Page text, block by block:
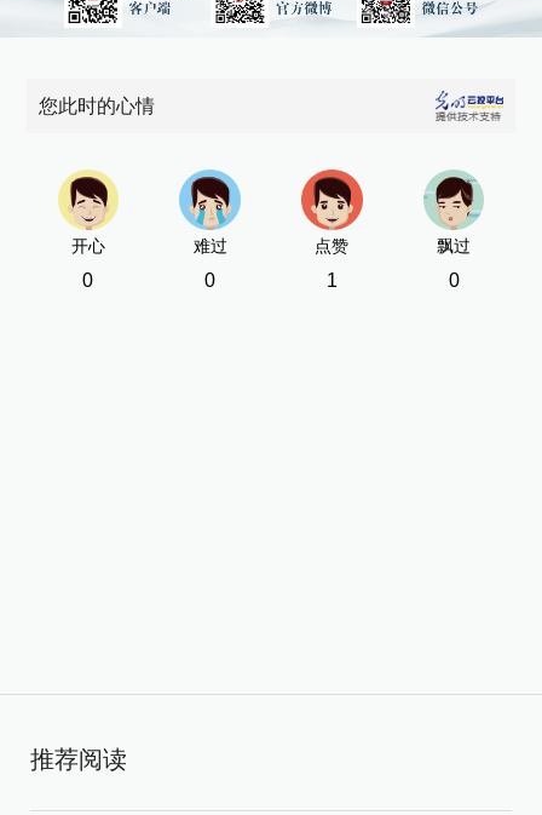
您此时的心情
开心
0
难过
0
点赞
1
飘过
0
推荐阅读